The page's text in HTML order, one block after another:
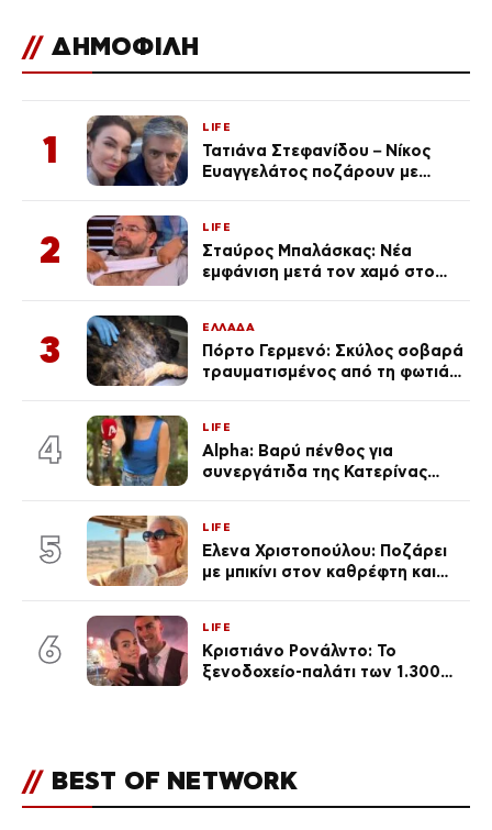
// ΔΗΜΟΦΙΛΗ
1
LIFE
Τατιάνα Στεφανίδου – Νίκος
Ευαγγελάτος ποζάρουν με
2
LIFE
Σταύρος Μπαλάσκας: Νέα
εμφάνιση μετά τον χαμό στο
3
ΕΛΛΑΔΑ
Πόρτο Γερμενό: Σκύλος σοβαρά
τραυματισμένος από τη φωτιά
4
LIFE
Alpha: Βαρύ πένθος για
συνεργάτιδα της Κατερίνας
του Θεού»
5
LIFE
Έλενα Χριστοπούλου: Ποζάρει
με μπικίνι στον καθρέφτη και
καθεμία…» (Βίντεο)
6
LIFE
Κριστιάνο Ρονάλντο: Το
ξενοδοχείο-παλάτι των 1.300
// BEST OF NETWORK